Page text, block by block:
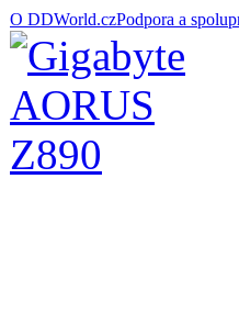
O DDWorld.czPodpora a